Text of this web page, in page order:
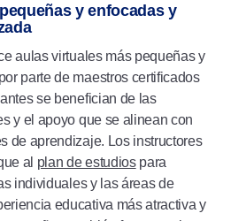
y enfocadas y
aulas virtuales más pequeñas y
parte de maestros certificados
se benefician de las
y el apoyo que se alinean con
de aprendizaje. Los instructores
al plan de estudiospara
individuales y las áreas de
educativa más atractiva y